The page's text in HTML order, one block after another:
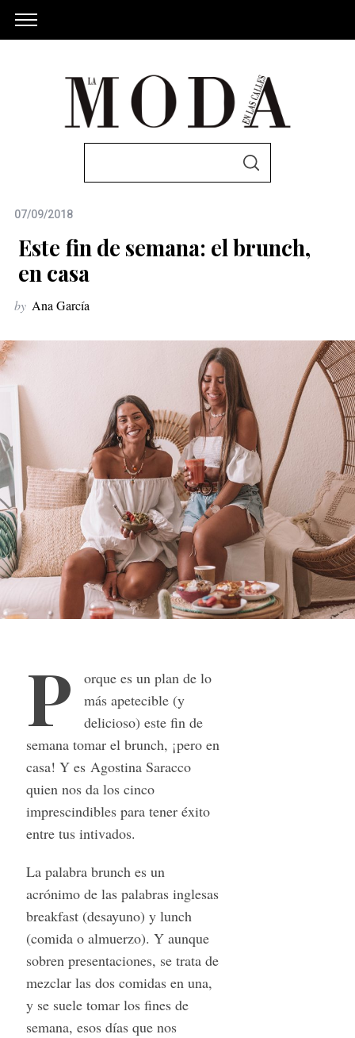
c
f
o
S
07/09/2018
Este fin de semana: el brunch,
en casa
by Ana García
P
orque es un plan de lo
más apetecible (y
delicioso) este fin de
semana tomar el brunch, ¡pero en
casa! Y es Agostina Saracco
quien nos da los cinco
imprescindibles para tener éxito
entre tus intivados.
La palabra brunch es un
acrónimo de las palabras inglesas
breakfast (desayuno) y lunch
(comida o almuerzo). Y aunque
sobren presentaciones, se trata de
mezclar las dos comidas en una,
y se suele tomar los fines de
semana, esos días que nos